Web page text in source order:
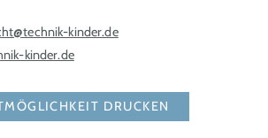
kinder.de
kinder.de
DRUCKEN